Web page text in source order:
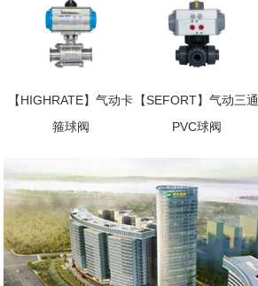
【HIGHRATE】气动卡
箍球阀
【SEFORT】气动三通
PVC球阀